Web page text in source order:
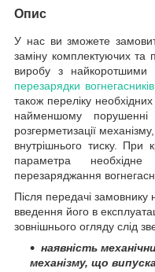
Опис
У нас ви зможете
заміну комплектуючих та
виробу з найкоротшими
перезарядки вогнегасників
також переліку
найменшому порушенні
розгерметизації
внутрішнього тиску. При
параметра
перезаряджання
Після передачі замовнику
введення його в
зовнішнього огляду слід
наявність
механізму, що